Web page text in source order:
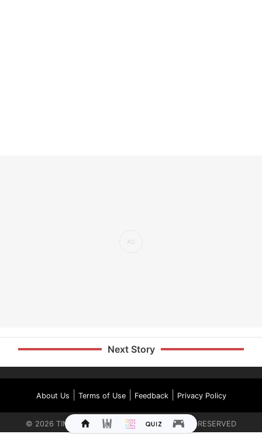
Next Story
About Us Terms of Use| Feedback| Privacy Policy
© 2026 TIMES INTERNET LIMITED. ALL RIGHTS RESERVED